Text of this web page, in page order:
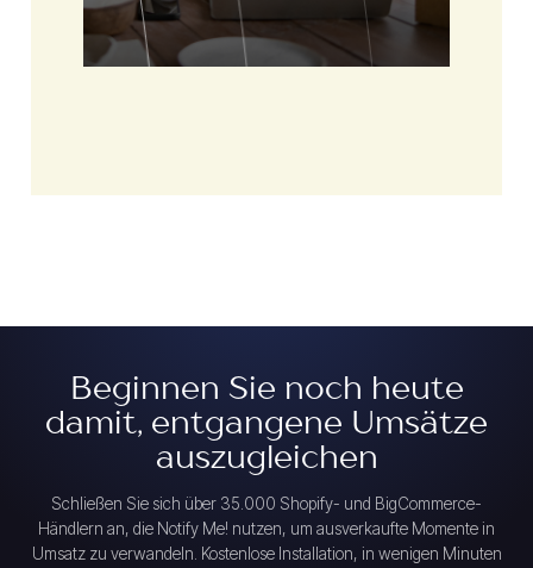
Beginnen Sie noch heute
damit, entgangene Umsätze
auszugleichen
Schließen Sie sich über 35.000 Shopify- und BigCommerce-
Händlern an, die Notify Me! nutzen, um ausverkaufte Momente in
Umsatz zu verwandeln. Kostenlose Installation, in wenigen Minuten